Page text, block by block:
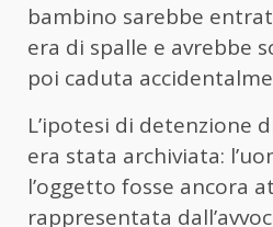
bambino sarebbe
era di spalle e avrebbe
poi caduta
L’ipotesi di detenzione
era stata archiviata:
l’oggetto fosse ancora
rappresentata